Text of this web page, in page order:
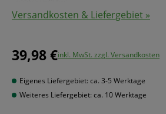
Versandkosten & Liefergebiet »
39,98 €inkl. MwSt. zzgl. Versandkosten
Eigenes Liefergebiet: ca. 3-5 Werktage
Weiteres Liefergebiet: ca. 10 Werktage